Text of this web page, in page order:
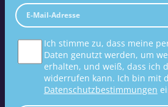
Ich stimme zu, dass meine
Daten genutzt werden, um
erhalten, und weiß, dass ich
widerrufen kann. Ich bin mit
Datenschutzbestimmungen